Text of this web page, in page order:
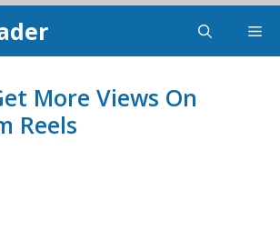
More Views On
Reels